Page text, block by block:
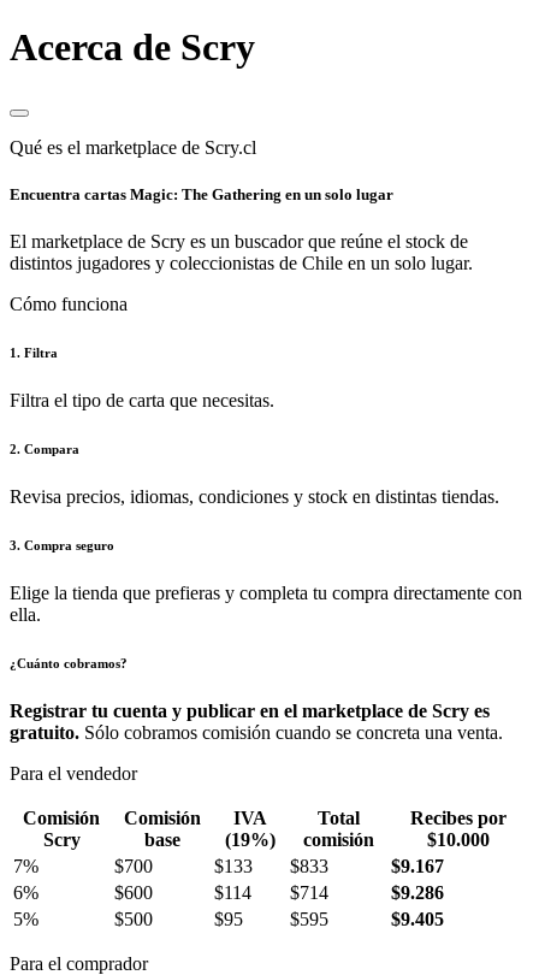
Acerca de Scry
Qué es el marketplace de Scry.cl
Encuentra cartas Magic: The Gathering en un solo lugar
El marketplace de Scry es un buscador que reúne el stock de
distintos jugadores y coleccionistas de Chile en un solo lugar.
Cómo funciona
1. Filtra
Filtra el tipo de carta que necesitas.
2. Compara
Revisa precios, idiomas, condiciones y stock en distintas tiendas.
3. Compra seguro
Elige la tienda que prefieras y completa tu compra directamente con
ella.
¿Cuánto cobramos?
Registrar tu cuenta y publicar en el marketplace de Scry es
gratuito. Sólo cobramos comisión cuando se concreta una venta.
Para el vendedor
Comisión
Scry
Comisión
base
IVA
(19%)
Total
comisión
Recibes por
$10.000
7%
$700 $133 $833
$9.167
6%
$600 $114 $714
$9.286
5%
$500 $95 $595 $9.405
Para el comprador